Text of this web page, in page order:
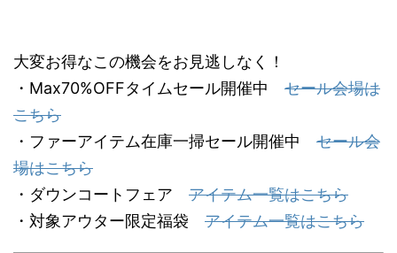
大変お得なこの機会をお見逃しなく！
・Max70%OFFタイムセール開催中 セール会場は
こちら
・ファーアイテム在庫一掃セール開催中 セール会
場はこちら
・ダウンコートフェア アイテム一覧はこちら
・対象アウター限定福袋 アイテム一覧はこちら